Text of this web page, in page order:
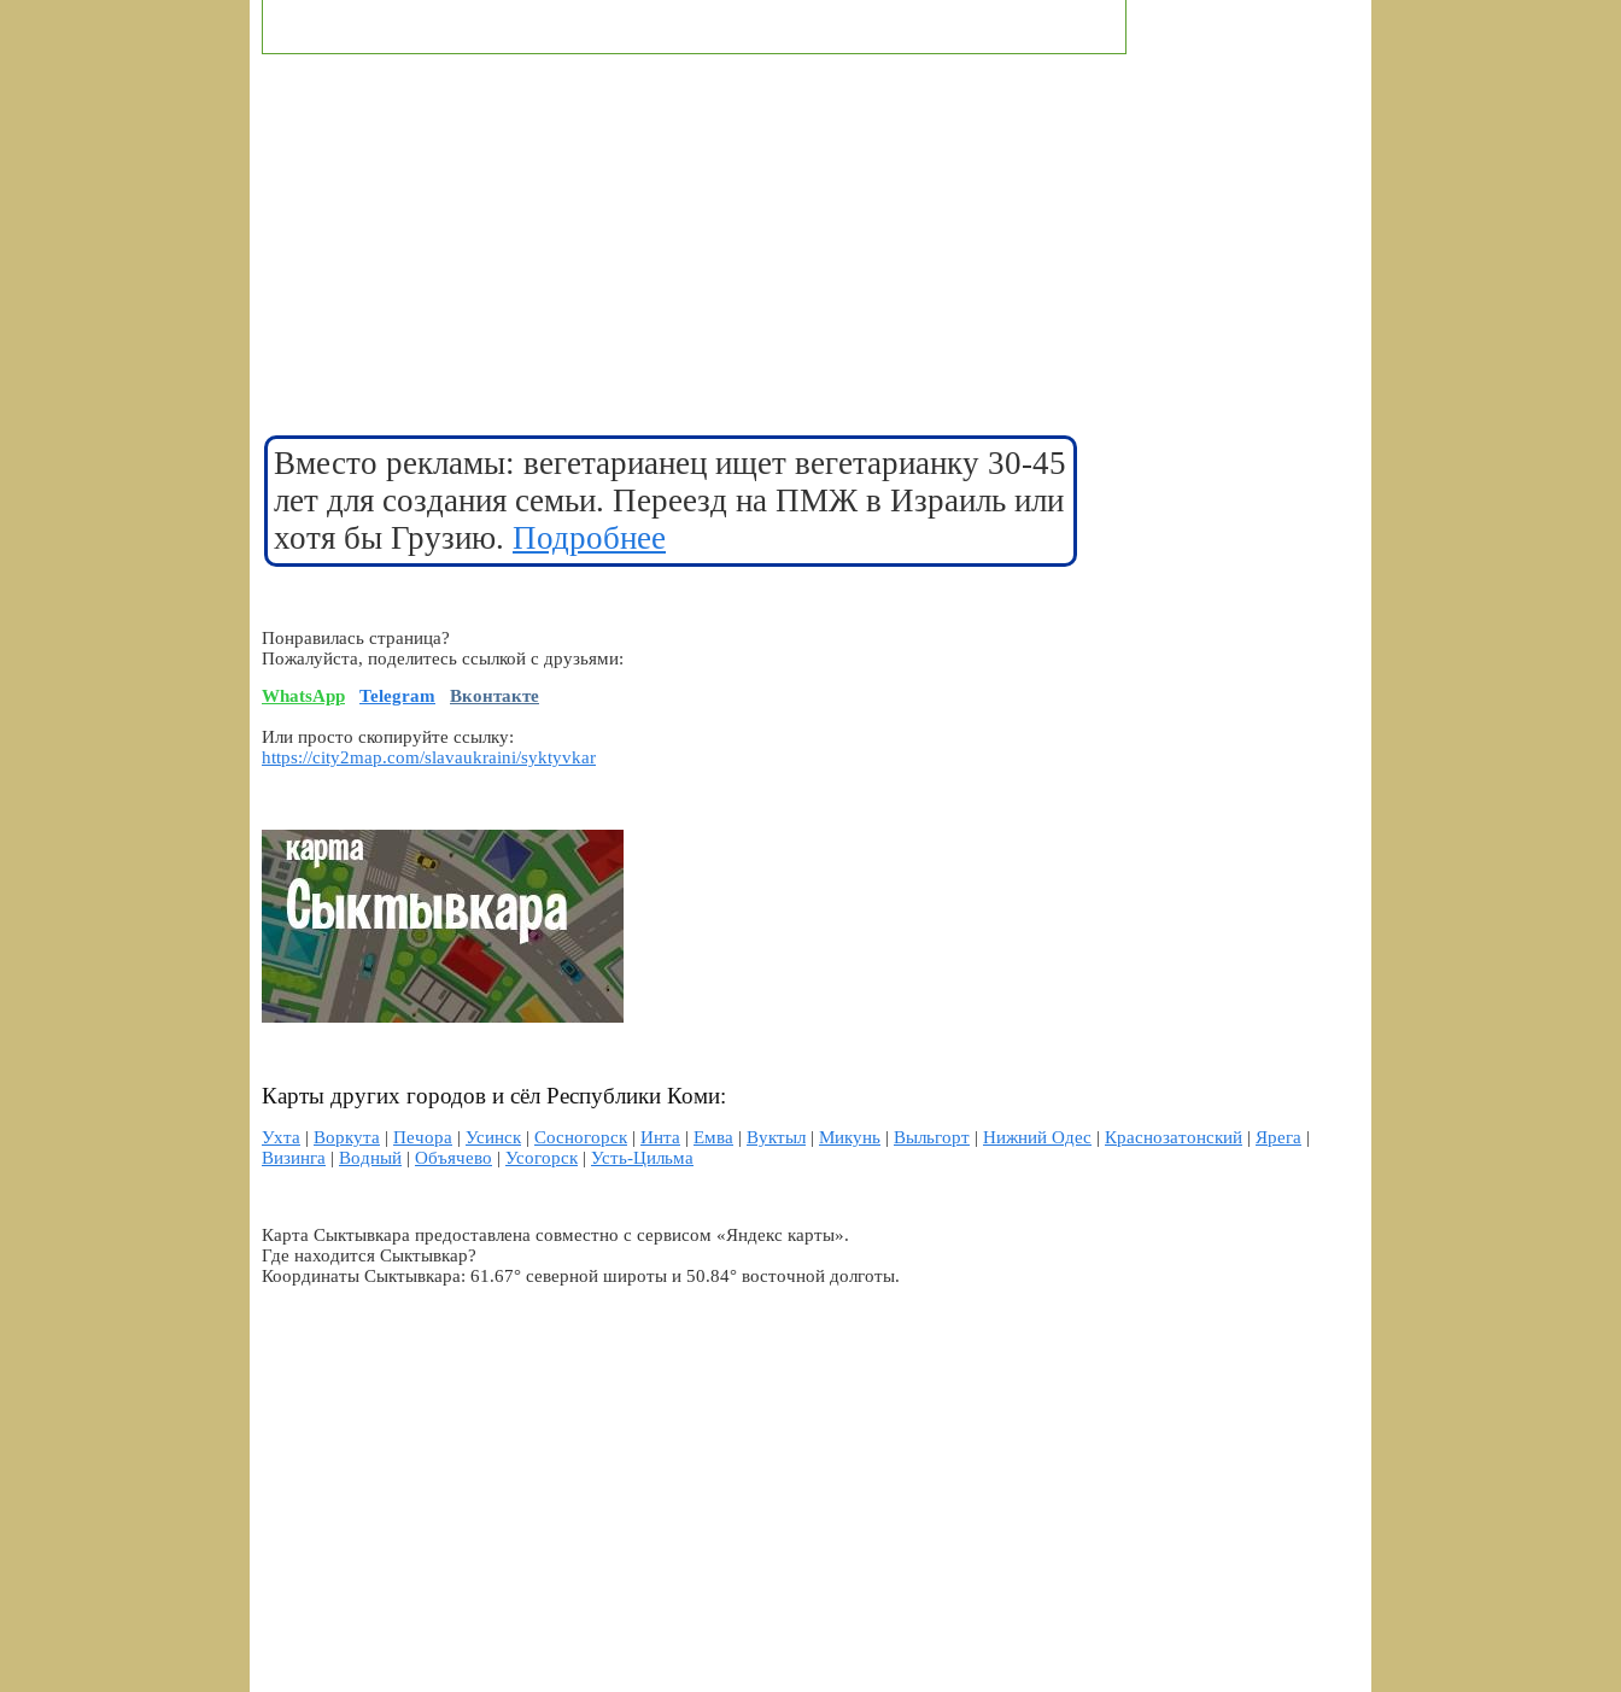
Вместо рекламы: вегетарианец ищет вегетарианку 30-45
лет для создания семьи. Переезд на ПМЖ в Израиль или
хотя бы Грузию. Подробнее
Понравилась страница?
Пожалуйста, поделитесь ссылкой с друзьями:
WhatsApp
Telegram Вконтакте
Или просто скопируйте ссылку:
https://city2map.com/slavaukraini/syktyvkar
Карты других городов и сёл Республики Коми:
Ухта | Воркута | Печора | Усинск| Сосногорск| Инта | Емва | Вуктыл | Микунь | Выльгорт | Нижний Одес | Краснозатонский | Ярега |
Визинга | Водный | Объячево | Усогорск| Усть-Цильма
Карта Сыктывкара предоставлена совместно с сервисом «Яндекс карты».
Где находится Сыктывкар?
Координаты Сыктывкара: 61.67° северной широты и 50.84° восточной долготы.